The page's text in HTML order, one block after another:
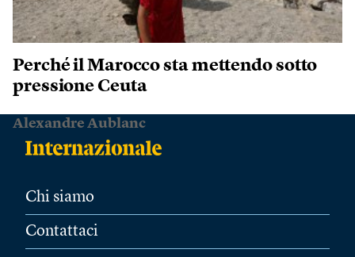
Perché il Marocco sta mettendo sotto
pressione Ceuta
Alexandre Aublanc
Chi siamo
Contattaci